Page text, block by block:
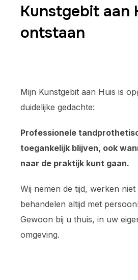
Kunstgebit aan
ontstaan
Mijn Kunstgebit aan Huis is
duidelijke gedachte:
Professionele
toegankelijk blijven, ook
naar de praktijk kunt gaan.
Wij nemen de tijd, werken niet
behandelen altijd met
Gewoon bij u thuis, in uw
omgeving.